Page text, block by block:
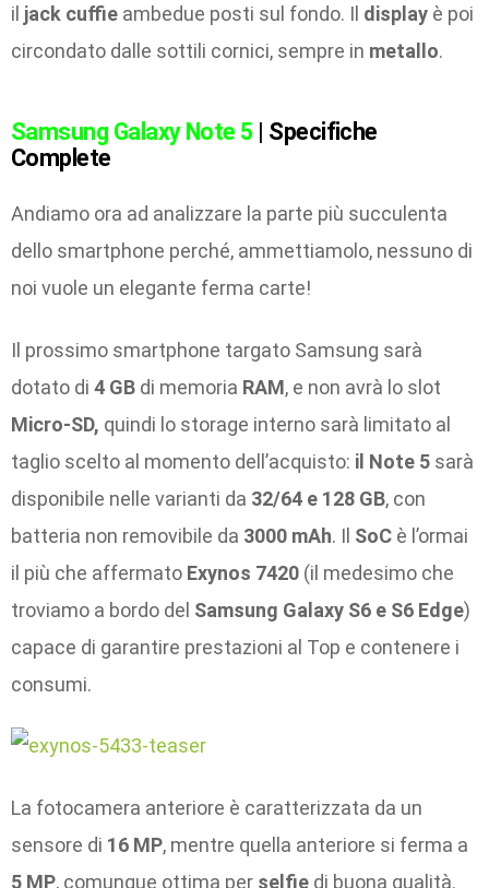
il jack cuffie ambedue posti sul fondo. Il display è poi
circondato dalle sottili cornici, sempre in metallo.
Samsung Galaxy Note 5 | Specifiche
Complete
Andiamo ora ad analizzare la parte più succulenta
dello smartphone perché, ammettiamolo, nessuno di
noi vuole un elegante ferma carte!
Il prossimo smartphone targato Samsung sarà
dotato di 4 GB di memoria RAM, e non avrà lo slot
Micro-SD, quindi lo storage interno sarà limitato al
taglio scelto al momento dell’acquisto: il Note 5 sarà
disponibile nelle varianti da 32/64 e 128 GB, con
batteria non removibile da 3000 mAh. Il SoC è l’ormai
il più che affermato Exynos 7420 (il medesimo che
troviamo a bordo del Samsung Galaxy S6 e S6 Edge)
capace di garantire prestazioni al Top e contenere i
consumi.
La fotocamera anteriore è caratterizzata da un
sensore di 16 MP, mentre quella anteriore si ferma a
5 MP, comunque ottima per selfie di buona qualità.